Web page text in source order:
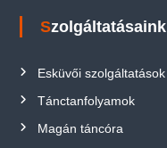
Szolgáltatásaink
Esküvői szolgáltatások
Tánctanfolyamok
Magán táncóra